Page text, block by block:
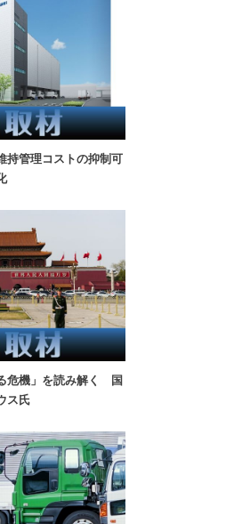
持管理コストの抑制可
危機」を読み解く 国
ス氏